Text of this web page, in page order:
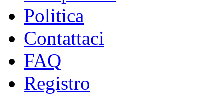
Politica
Contattaci
FAQ
Registro